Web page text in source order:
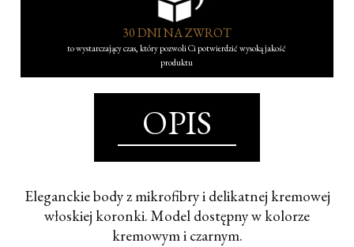
30 DNI NA ZWROT
to wystarczający czas, który pozwoli Ci potwierdzić wysoką jakość
produktu
OPIS
Eleganckie body z mikrofibry i delikatnej kremowej
włoskiej koronki. Model dostępny w kolorze
kremowym i czarnym.